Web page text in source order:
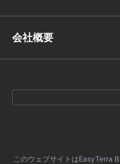
会社概要
このウェブサイトはEasyTerra